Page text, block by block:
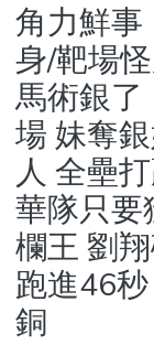
Statistics
角力鮮事
身/靶場
馬術銀了
場 妹奪
人 全壘
華隊只要
欄王 劉
跑進46
銅